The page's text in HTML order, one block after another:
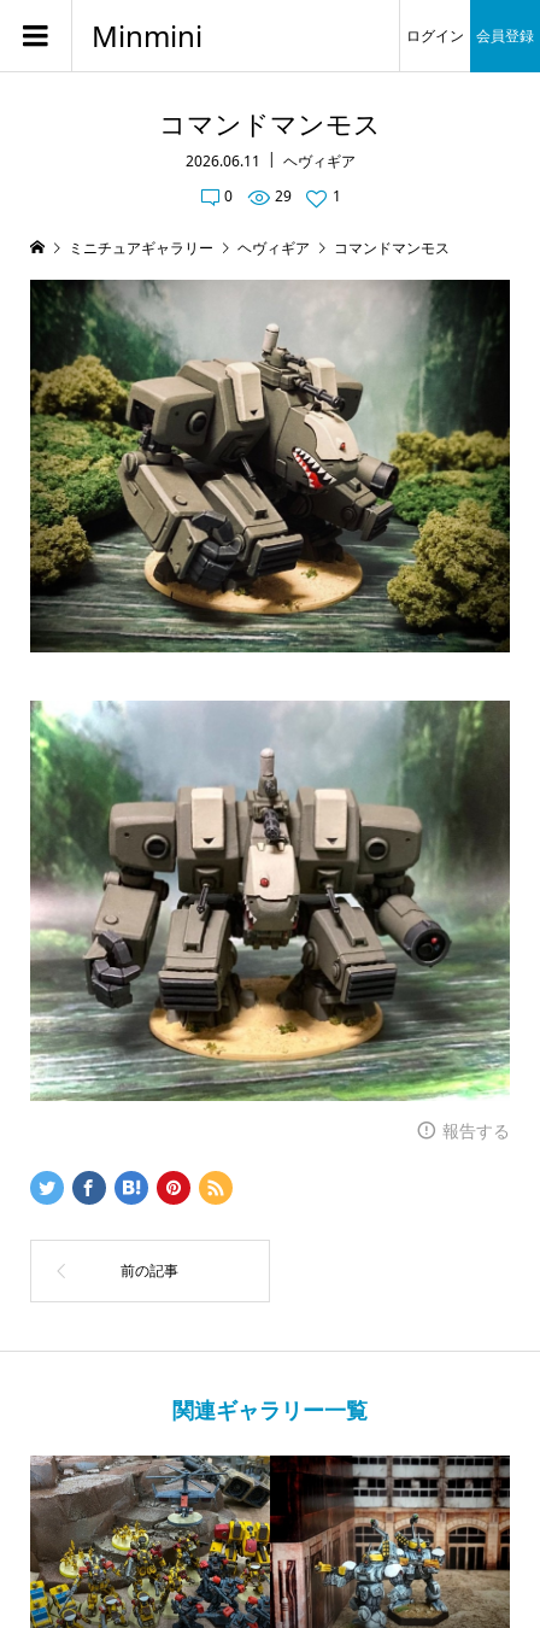
Minmini ログイン 会員登録
コマンドマンモス
2026.06.11
ヘヴィギア
0
29 1
ミニチュアギャラリー ヘヴィギア コマンドマンモス
報告する
関連ギャラリー一覧